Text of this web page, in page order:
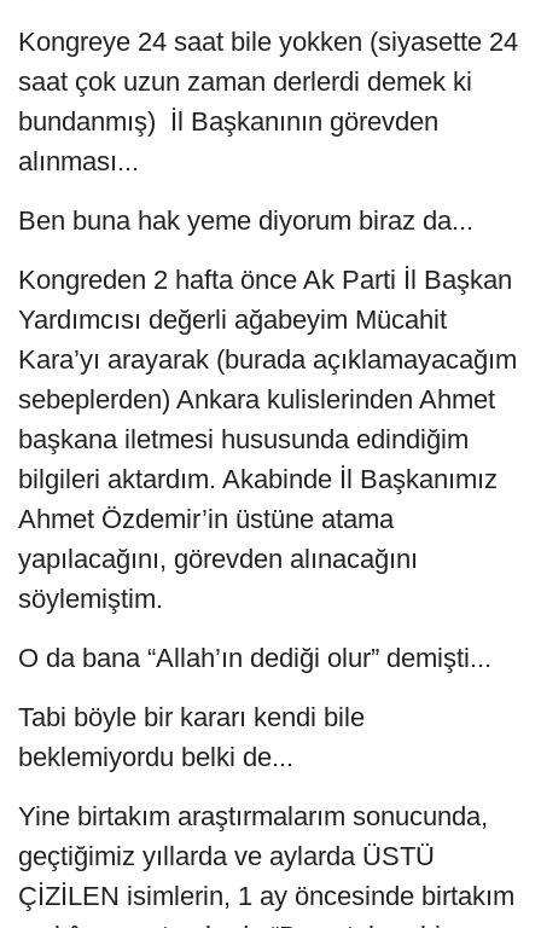
Kongreye 24 saat bile yokken (siyasette 24
saat çok uzun zaman derlerdi demek ki
bundanmış) İl Başkanının görevden
alınması...
Ben buna hak yeme diyorum biraz da...
Kongreden 2 hafta önce Ak Parti İl Başkan
Yardımcısı değerli ağabeyim Mücahit
Kara’yı arayarak (burada açıklamayacağım
sebeplerden) Ankara kulislerinden Ahmet
başkana iletmesi hususunda edindiğim
bilgileri aktardım. Akabinde İl Başkanımız
Ahmet Özdemir’in üstüne atama
yapılacağını, görevden alınacağını
söylemiştim.
O da bana “Allah’ın dediği olur” demişti...
Tabi böyle bir kararı kendi bile
beklemiyordu belki de...
Yine birtakım araştırmalarım sonucunda,
geçtiğimiz yıllarda ve aylarda ÜSTÜ
ÇİZİLEN isimlerin, 1 ay öncesinde birtakım